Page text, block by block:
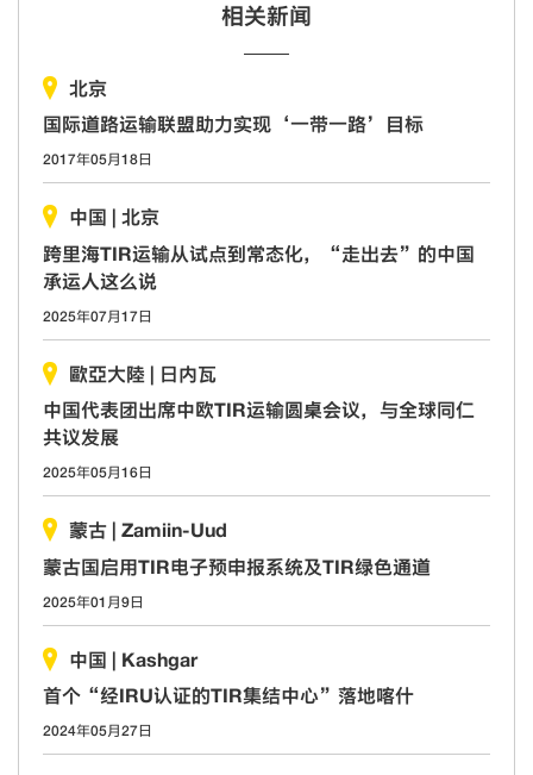
相关新闻
北京
国际道路运输联盟助力实现‘一带一路’目标
2017年05月18日
中国 | 北京
跨里海TIR运输从试点到常态化，“走出去”的中国
承运人这么说
2025年07月17日
歐亞大陸 | 日内瓦
中国代表团出席中欧TIR运输圆桌会议，与全球同仁
共议发展
2025年05月16日
蒙古 | Zamiin-Uud
蒙古国启用TIR电子预申报系统及TIR绿色通道
2025年01月9日
中国 | Kashgar
首个“经IRU认证的TIR集结中心”落地喀什
2024年05月27日